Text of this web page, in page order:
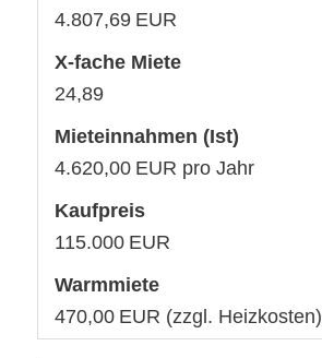
4.807,69 EUR
X-fache Miete
24,89
Mieteinnahmen (Ist)
4.620,00 EUR pro Jahr
Kaufpreis
115.000 EUR
Warmmiete
470,00 EUR (zzgl. Heizkosten)